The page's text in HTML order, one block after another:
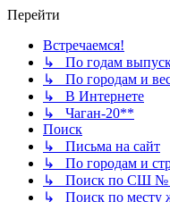
Перейти
Встречаемся!
↳ По годам
↳ По городам и
↳ В Интернете
↳ Чаган-20**
Поиск
↳ Письма на сайт
↳ По городам и
↳ Поиск по СШ №
↳ Поиск по месту